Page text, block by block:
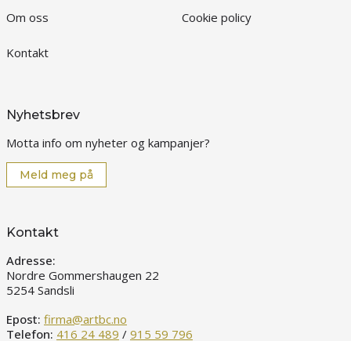
Om oss
Kontakt
Cookie policy
Nyhetsbrev
Motta info om nyheter og kampanjer?
Meld meg på
Kontakt
Adresse:
Nordre Gommershaugen 22
5254 Sandsli
Epost: firma@artbc.no
Telefon: 416 24 489 / 915 59 796